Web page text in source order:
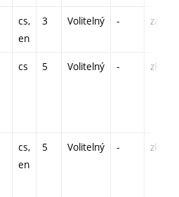
cs,
en
3 Volitelný - zá
cs 5 Volitelný - zk
cs,
en
5 Volitelný - zk